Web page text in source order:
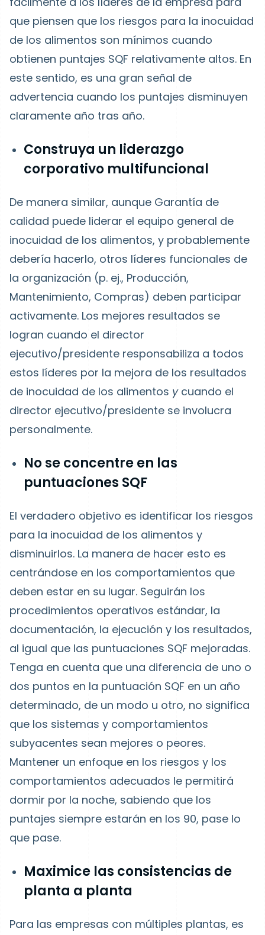
que piensen que los riesgos para la inocuidad
de los alimentos son mínimos cuando
obtienen puntajes SQF relativamente altos. En
este sentido, es una gran señal de
advertencia cuando los puntajes disminuyen
claramente año tras año.
Construya un liderazgo
corporativo multifuncional
De manera similar, aunque Garantía de
calidad puede liderar el equipo general de
inocuidad de los alimentos, y probablemente
debería hacerlo, otros líderes funcionales de
la organización (p. ej., Producción,
Mantenimiento, Compras) deben participar
activamente. Los mejores resultados se
logran cuando el director
ejecutivo/presidente responsabiliza a todos
estos líderes por la mejora de los resultados
de inocuidad de los alimentos y cuando el
director ejecutivo/presidente se involucra
personalmente.
No se concentre en las
puntuaciones SQF
El verdadero objetivo es identificar los riesgos
para la inocuidad de los alimentos y
disminuirlos. La manera de hacer esto es
centrándose en los comportamientos que
deben estar en su lugar. Seguirán los
procedimientos operativos estándar, la
documentación, la ejecución y los resultados,
al igual que las puntuaciones SQF mejoradas.
Tenga en cuenta que una diferencia de uno o
dos puntos en la puntuación SQF en un año
determinado, de un modo u otro, no significa
que los sistemas y comportamientos
subyacentes sean mejores o peores.
Mantener un enfoque en los riesgos y los
comportamientos adecuados le permitirá
dormir por la noche, sabiendo que los
puntajes siempre estarán en los 90, pase lo
que pase.
Maximice las consistencias de
planta a planta
Para las empresas con múltiples plantas, es